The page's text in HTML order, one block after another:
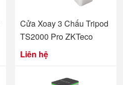
Cửa Xoay 3 Chấu Tripod
TS2000 Pro ZKTeco
Liên hệ